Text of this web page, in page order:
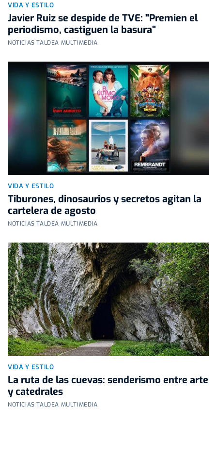
VIDA Y ESTILO
Javier Ruiz se despide de TVE: "Premien el
periodismo, castiguen la basura"
NOTICIAS TALDEA MULTIMEDIA
VIDA Y ESTILO
Tiburones, dinosaurios y secretos agitan la
cartelera de agosto
NOTICIAS TALDEA MULTIMEDIA
VIDA Y ESTILO
La ruta de las cuevas: senderismo entre arte
y catedrales
NOTICIAS TALDEA MULTIMEDIA